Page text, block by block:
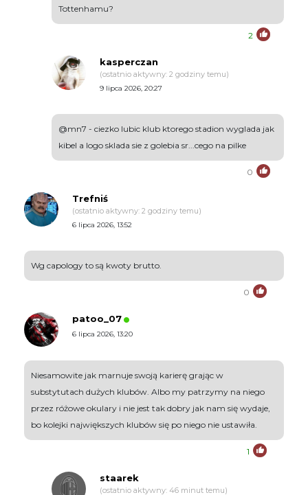
Tottenhamu?
2
kasperczan
(ostatnio aktywny: 2 godziny temu)
9 lipca 2026, 20:27
@mn7 - ciezko lubic klub ktorego stadion wyglada jak
kibel a logo sklada sie z golebia sr...cego na pilke
0
Trefniś
(ostatnio aktywny: 2 godziny temu)
6 lipca 2026, 13:52
Wg capology to są kwoty brutto.
0
patoo_07
6 lipca 2026, 13:20
Niesamowite jak marnuje swoją karierę grając w
substytutach dużych klubów. Albo my patrzymy na niego
przez różowe okulary i nie jest tak dobry jak nam się wydaje,
bo kolejki największych klubów się po niego nie ustawiła.
1
staarek
(ostatnio aktywny: 46 minut temu)